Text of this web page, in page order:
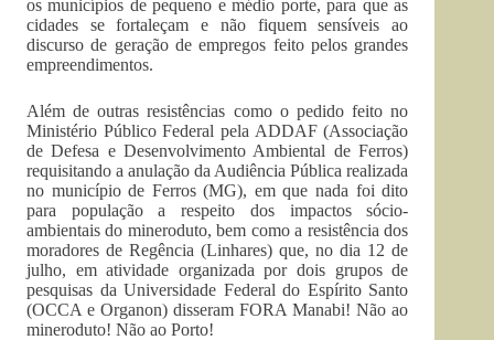
os municípios de pequeno e médio porte, para que as
cidades se fortaleçam e não fiquem sensíveis ao
discurso de geração de empregos feito pelos grandes
empreendimentos.
Além de outras resistências como o pedido feito no
Ministério Público Federal pela ADDAF (Associação
de Defesa e Desenvolvimento Ambiental de Ferros)
requisitando a anulação da Audiência Pública realizada
no município de Ferros (MG), em que nada foi dito
para população a respeito dos impactos sócio-
ambientais do mineroduto, bem como a resistência dos
moradores de Regência (Linhares) que, no dia 12 de
julho, em atividade organizada por dois grupos de
pesquisas da Universidade Federal do Espírito Santo
(OCCA e Organon) disseram FORA Manabi! Não ao
mineroduto! Não ao Porto!